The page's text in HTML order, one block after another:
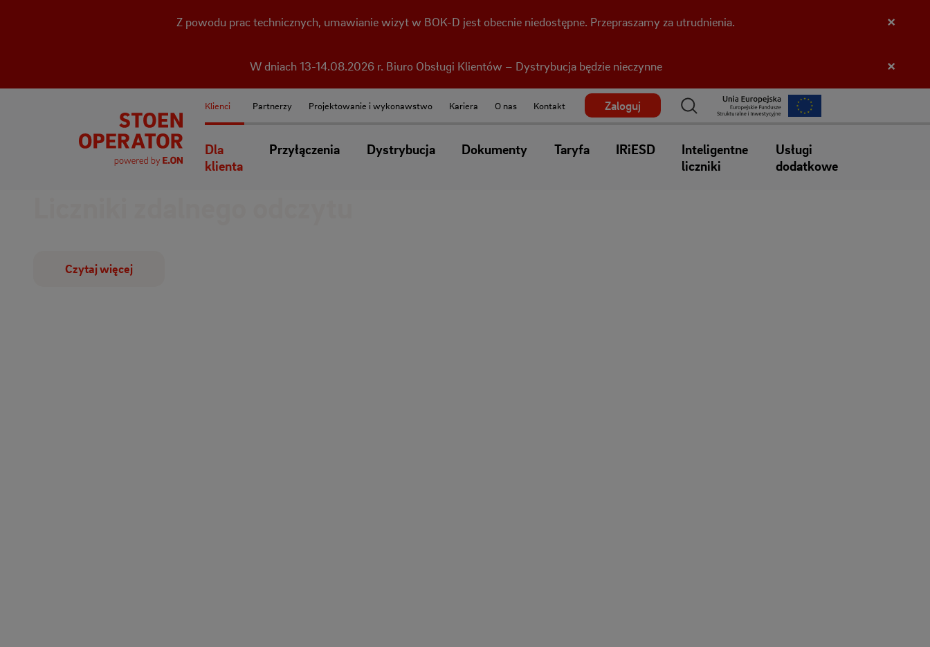
×
Z powodu prac technicznych, umawianie wizyt w BOK-D jest obecnie niedostępne. Przepraszamy za utrudnienia.
×
W dniach 13-14.08.2026 r. Biuro Obsługi Klientów – Dystrybucja będzie nieczynne
Klienci Partnerzy Projektowanie i wykonawstwo Kariera O nas Kontakt Zaloguj
Dla
klienta
Przyłączenia Dystrybucja Dokumenty Taryfa IRiESD
Inteligentne
liczniki
Usługi
dodatkowe
Czytaj więcej